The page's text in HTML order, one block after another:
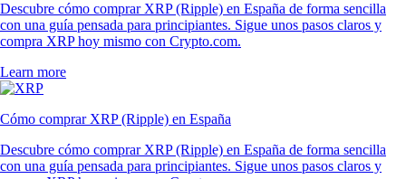
Descubre cómo comprar XRP (Ripple) en España de forma sencilla
con una guía pensada para principiantes. Sigue unos pasos claros y
compra XRP hoy mismo con Crypto.com.
Learn more
Cómo comprar XRP (Ripple) en España
Descubre cómo comprar XRP (Ripple) en España de forma sencilla
con una guía pensada para principiantes. Sigue unos pasos claros y